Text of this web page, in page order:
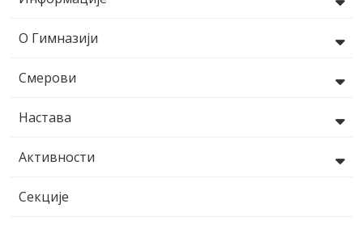
О Гимназији
Смерови
Настава
Активности
Секције